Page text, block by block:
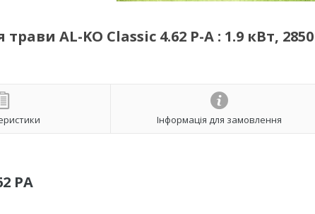
AL-KO Classic 4.62 P-A : 1.9 кВт, 2850
Інформація для замовлення
PA